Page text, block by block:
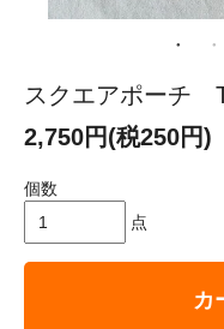
スクエアポーチ
2,750円(税250円)
個数
点
カ